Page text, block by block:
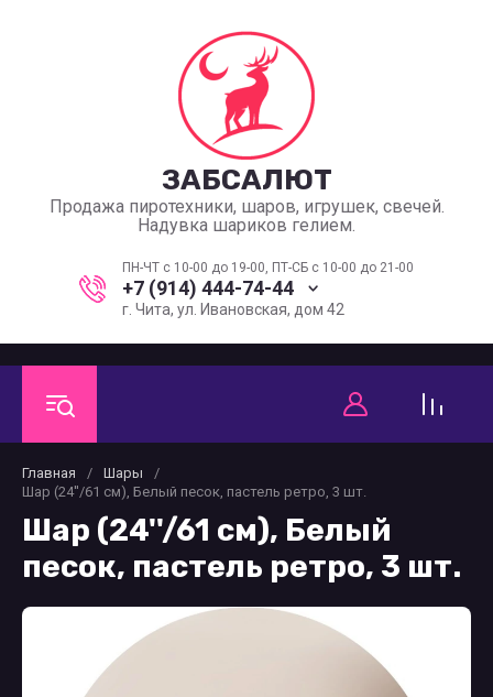
ЗАБСАЛЮТ
Продажа пиротехники, шаров, игрушек, свечей.
Надувка шариков гелием.
ПН-ЧТ с 10-00 до 19-00, ПТ-СБ с 10-00 до 21-00
+7 (914) 444-74-44
г. Чита, ул. Ивановская, дом 42
Главная / Шары
/
Шар (24''/61 см), Белый песок, пастель ретро, 3 шт.
Шар (24''/61 см), Белый
песок, пастель ретро, 3 шт.